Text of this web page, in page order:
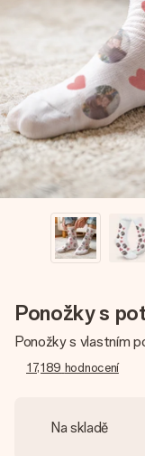
Přáníčko
Vytvořte něco
jménem, vaší
zahřeje u srdce.
lásky pro daný
Ponožky s
Ponožky s vlastním
17,189 hodnocení
Na skladě